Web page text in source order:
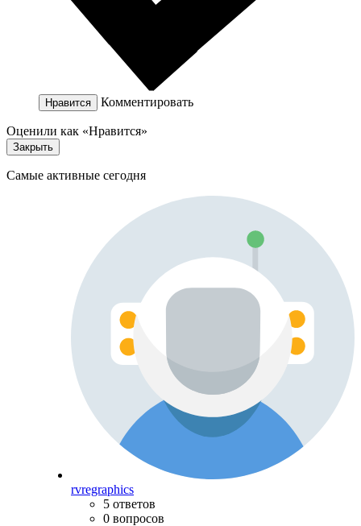
Нравится Комментировать
Оценили как «Нравится»
Закрыть
Самые активные сегодня
rvregraphics
5 ответов
0 вопросов